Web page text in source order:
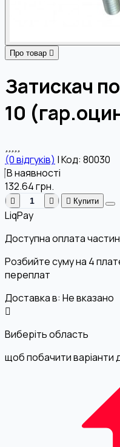
Про товар
Затискач
10
(0 відгуків) |Код: 80030
В наявності
132.64грн.
Купити
LiqPay
Доступна оплата
Розбийте суму на 4
переплат
Доставка в: Не вказано
Виберіть область
щоб побачити варіанти